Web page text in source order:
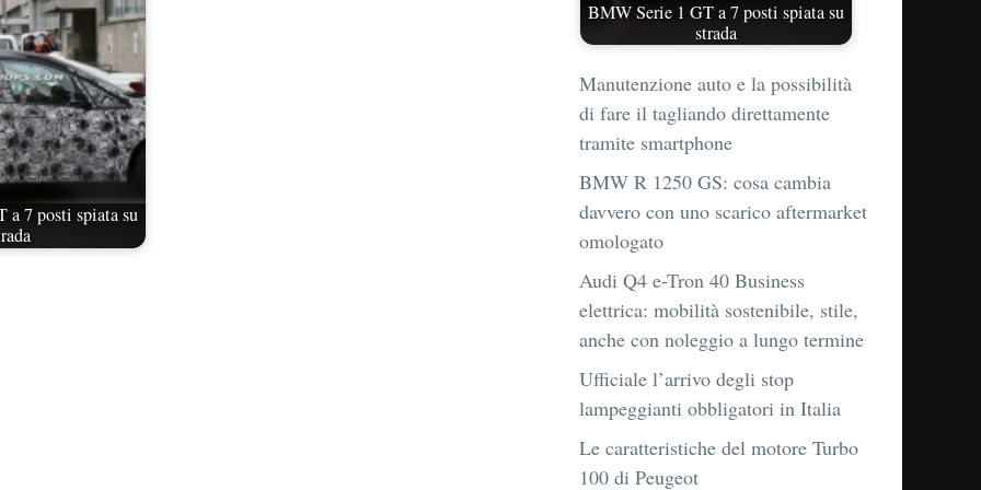
a 7 posti spiata su
BMW Serie 1 GT a 7 posti spiata su
strada
Manutenzione auto e la possibilità
di fare il tagliando direttamente
tramite smartphone
BMW R 1250 GS: cosa cambia
davvero con uno scarico aftermarket
omologato
Audi Q4 e-Tron 40 Business
elettrica: mobilità sostenibile, stile,
anche con noleggio a lungo termine
Ufficiale l’arrivo degli stop
lampeggianti obbligatori in Italia
Le caratteristiche del motore Turbo
100 di Peugeot